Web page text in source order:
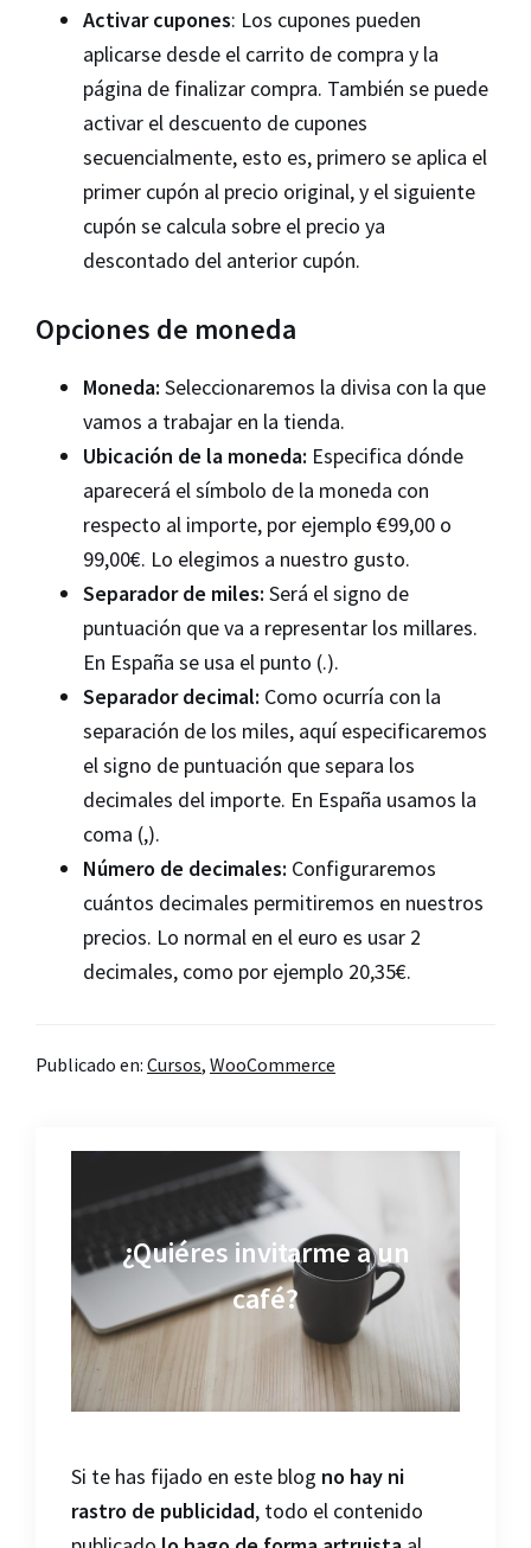
Activar cupones: Los cupones pueden
aplicarse desde el carrito de compra y la
página de finalizar compra. También se puede
activar el descuento de cupones
secuencialmente, esto es, primero se aplica el
primer cupón al precio original, y el siguiente
cupón se calcula sobre el precio ya
descontado del anterior cupón.
Opciones de moneda
Moneda: Seleccionaremos la divisa con la que
vamos a trabajar en la tienda.
Ubicación de la moneda: Especifica dónde
aparecerá el símbolo de la moneda con
respecto al importe, por ejemplo €99,00 o
99,00€. Lo elegimos a nuestro gusto.
Separador de miles: Será el signo de
puntuación que va a representar los millares.
En España se usa el punto (.).
Separador decimal: Como ocurría con la
separación de los miles, aquí especificaremos
el signo de puntuación que separa los
decimales del importe. En España usamos la
coma (,).
Número de decimales: Configuraremos
cuántos decimales permitiremos en nuestros
precios. Lo normal en el euro es usar 2
decimales, como por ejemplo 20,35€.
Publicado en: Cursos, WooCommerce
¿Quiéres invitarme a un
café?
Si te has fijado en este blog no hay ni
rastro de publicidad, todo el contenido